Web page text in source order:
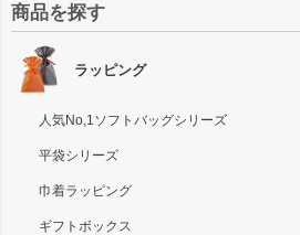
商品を探す
ラッピング
人気No,1ソフトバッグシリーズ
平袋シリーズ
巾着ラッピング
ギフトボックス